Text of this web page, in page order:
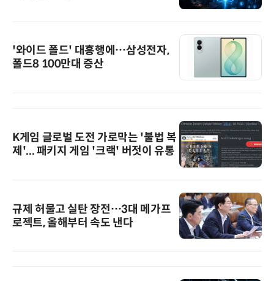
'와이드 폴드' 대흥행에…삼성전자,
폴드8 100만대 증산
K게임 글로벌 도전 가로막는 '불법 복
제'... 패키지 게임 '크랙' 버젓이 유통
규제 허물고 실탄 장전…3대 메가프
로젝트, 올해부터 속도 낸다